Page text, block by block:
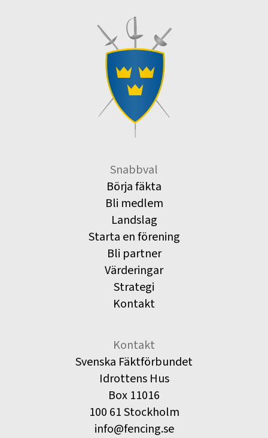
Snabbval
Börja fäkta
Bli medlem
Landslag
Starta en förening
Bli partner
Värderingar
Strategi
Kontakt
Kontakt
Svenska Fäktförbundet
Idrottens Hus
Box 11016
100 61 Stockholm
info@fencing.se